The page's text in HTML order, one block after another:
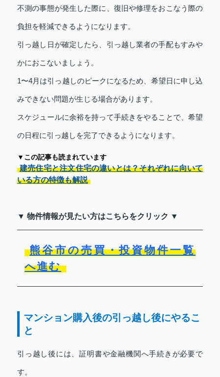
不測の事態が発生した際に、復旧や修理をおこなう際の
負担を軽減できるようになります。
引っ越し日が確定したら、引っ越し業者の手配もすみや
かにおこないましょう。
1〜4月は引っ越しのピークになるため、希望日に申し込
みできない問題が生じる場合があります。
スケジュールに余裕を持って手続きをやることで、希望
の日程に引っ越しを完了できるようになります。
▼この記事も読まれています
建売住宅と注文住宅の違いとは？それぞれに向いて
いる方の特徴も解説
▼ 物件情報が見たい方はこちらをクリック ▼
熊谷市の売買・投資物件一覧
へ進む
マンション購入後の引っ越し後にやるこ
と
引っ越し後には、証明書や金融機関へ手続きが必要で
す。